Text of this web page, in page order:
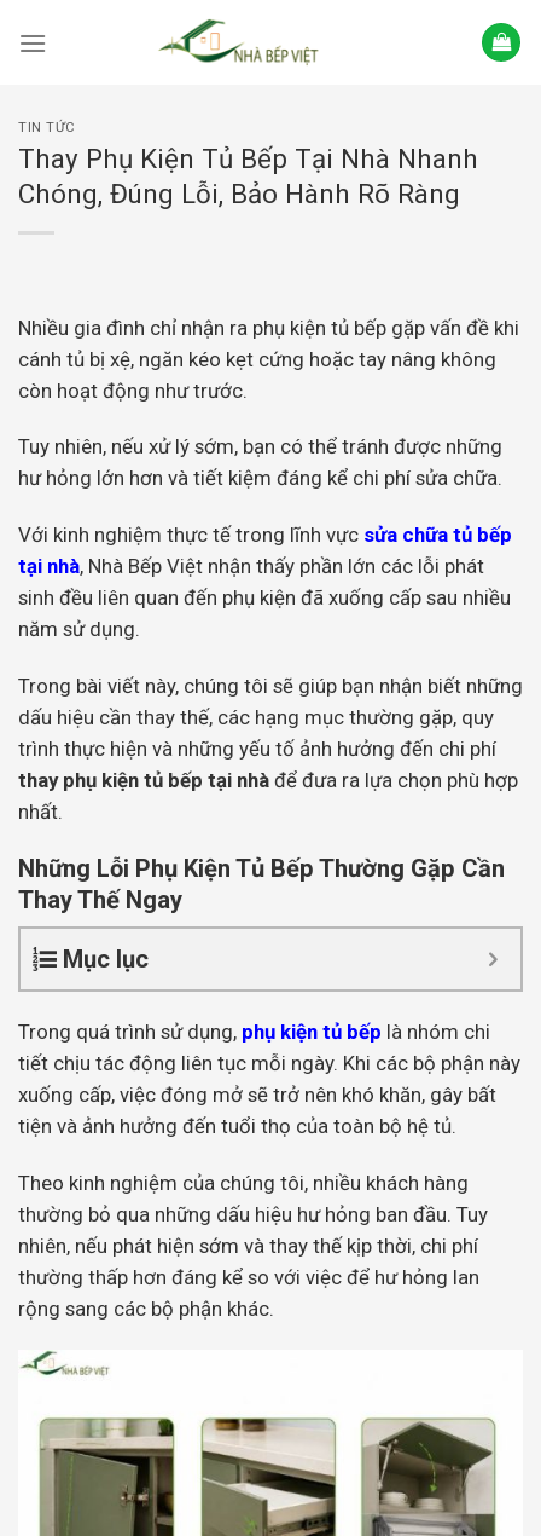
TIN TỨC
Thay Phụ Kiện Tủ Bếp Tại Nhà Nhanh
Chóng, Đúng Lỗi, Bảo Hành Rõ Ràng
Nhiều gia đình chỉ nhận ra phụ kiện tủ bếp gặp vấn đề khi
cánh tủ bị xệ, ngăn kéo kẹt cứng hoặc tay nâng không
còn hoạt động như trước.
Tuy nhiên, nếu xử lý sớm, bạn có thể tránh được những
hư hỏng lớn hơn và tiết kiệm đáng kể chi phí sửa chữa.
Với kinh nghiệm thực tế trong lĩnh vực sửa chữa tủ bếp
tại nhà, Nhà Bếp Việt nhận thấy phần lớn các lỗi phát
sinh đều liên quan đến phụ kiện đã xuống cấp sau nhiều
năm sử dụng.
Trong bài viết này, chúng tôi sẽ giúp bạn nhận biết những
dấu hiệu cần thay thế, các hạng mục thường gặp, quy
trình thực hiện và những yếu tố ảnh hưởng đến chi phí
thay phụ kiện tủ bếp tại nhà để đưa ra lựa chọn phù hợp
nhất.
Những Lỗi Phụ Kiện Tủ Bếp Thường Gặp Cần
Thay Thế Ngay
Mục lục
Trong quá trình sử dụng, phụ kiện tủ bếp là nhóm chi
tiết chịu tác động liên tục mỗi ngày. Khi các bộ phận này
xuống cấp, việc đóng mở sẽ trở nên khó khăn, gây bất
tiện và ảnh hưởng đến tuổi thọ của toàn bộ hệ tủ.
Theo kinh nghiệm của chúng tôi, nhiều khách hàng
thường bỏ qua những dấu hiệu hư hỏng ban đầu. Tuy
nhiên, nếu phát hiện sớm và thay thế kịp thời, chi phí
thường thấp hơn đáng kể so với việc để hư hỏng lan
rộng sang các bộ phận khác.